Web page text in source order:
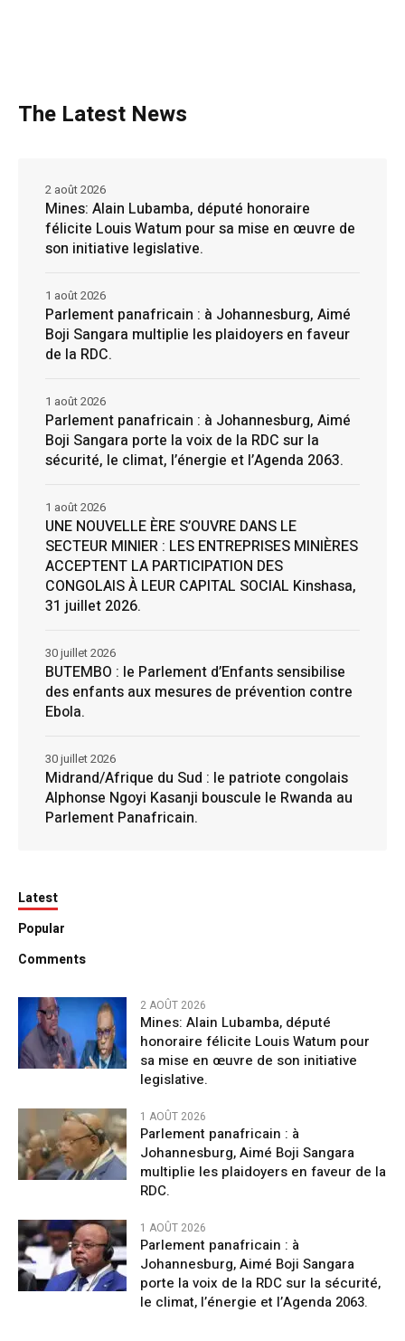
The Latest News
Mines: Alain Lubamba, député honoraire
félicite Louis Watum pour sa mise en œuvre de
son initiative legislative.
2 août 2026
Parlement panafricain : à Johannesburg, Aimé
Boji Sangara multiplie les plaidoyers en faveur
de la RDC.
1 août 2026
Parlement panafricain : à Johannesburg, Aimé
Boji Sangara porte la voix de la RDC sur la
sécurité, le climat, l’énergie et l’Agenda 2063.
1 août 2026
UNE NOUVELLE ÈRE S’OUVRE DANS LE
SECTEUR MINIER : LES ENTREPRISES MINIÈRES
ACCEPTENT LA PARTICIPATION DES
CONGOLAIS À LEUR CAPITAL SOCIAL Kinshasa,
31 juillet 2026.
1 août 2026
BUTEMBO : le Parlement d’Enfants sensibilise
des enfants aux mesures de prévention contre
Ebola.
30 juillet 2026
Midrand/Afrique du Sud : le patriote congolais
Alphonse Ngoyi Kasanji bouscule le Rwanda au
Parlement Panafricain.
30 juillet 2026
Latest
Popular
Comments
2 AOÛT 2026
Mines: Alain Lubamba, député
honoraire félicite Louis Watum pour
sa mise en œuvre de son initiative
legislative.
1 AOÛT 2026
Parlement panafricain : à
Johannesburg, Aimé Boji Sangara
multiplie les plaidoyers en faveur de la
RDC.
1 AOÛT 2026
Parlement panafricain : à
Johannesburg, Aimé Boji Sangara
porte la voix de la RDC sur la sécurité,
le climat, l’énergie et l’Agenda 2063.